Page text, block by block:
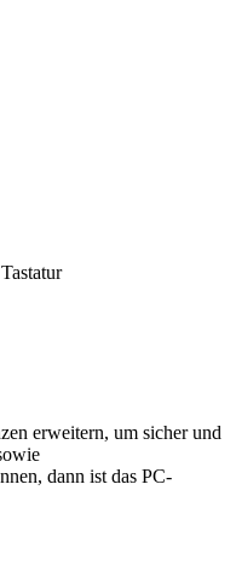
erweitern, um sicher und
dann ist das PC-